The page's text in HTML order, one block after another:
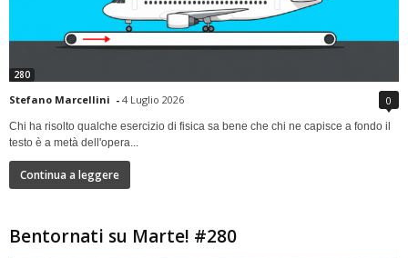
280
Stefano Marcellini - 4 Luglio 2026 0
Chi ha risolto qualche esercizio di fisica sa bene che chi ne capisce a fondo il
testo è a metà dell'opera...
Continua a leggere
Bentornati su Marte! #280